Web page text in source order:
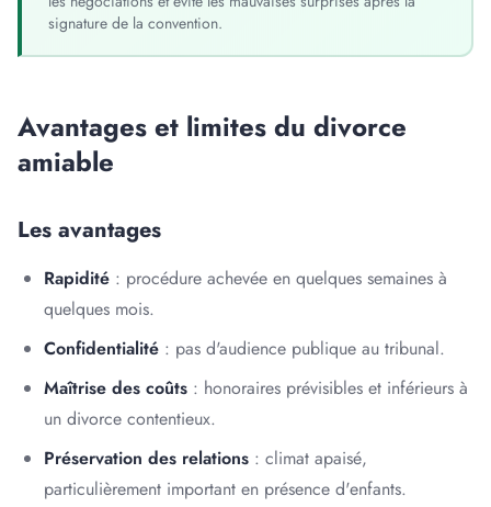
signature de la convention.
Avantages et limites du divorce
amiable
Les avantages
Rapidité : procédure achevée en quelques semaines à
quelques mois.
Confidentialité : pas d'audience publique au tribunal.
Maîtrise des coûts : honoraires prévisibles et inférieurs à
un divorce contentieux.
Préservation des relations : climat apaisé,
particulièrement important en présence d'enfants.